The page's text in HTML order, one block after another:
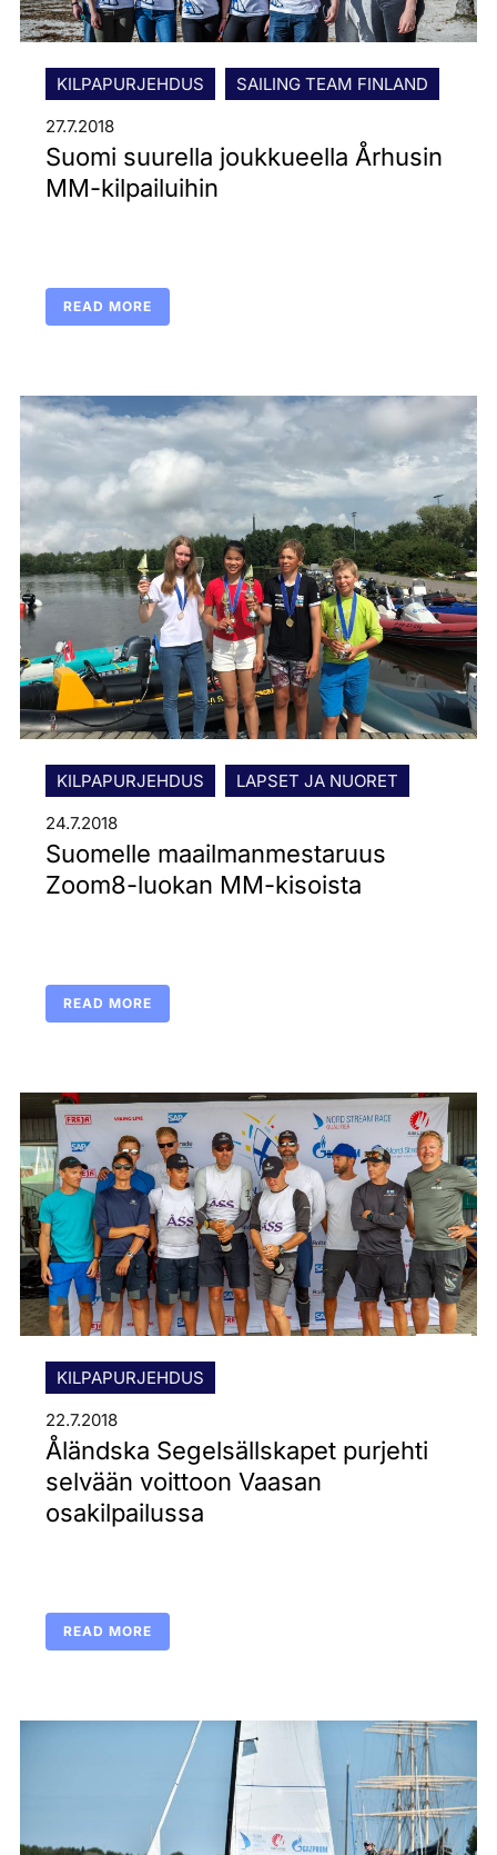
KILPAPURJEHDUS
SAILING TEAM FINLAND
27.7.2018
Suomi suurella joukkueella Århusin
MM-kilpailuihin
READ MORE
KILPAPURJEHDUS
LAPSET JA NUORET
24.7.2018
Suomelle maailmanmestaruus
Zoom8-luokan MM-kisoista
READ MORE
KILPAPURJEHDUS
22.7.2018
Åländska Segelsällskapet purjehti
selvään voittoon Vaasan
osakilpailussa
READ MORE